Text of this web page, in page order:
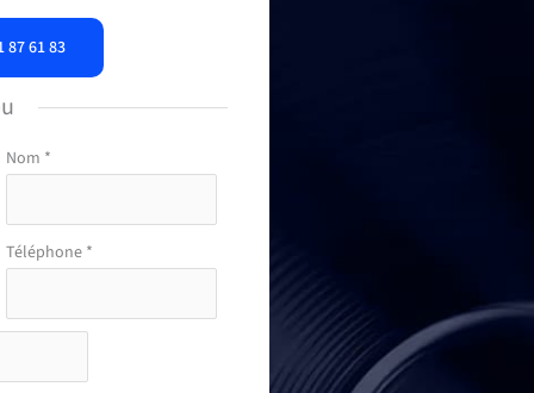
87 61 83
Nom *
Téléphone *